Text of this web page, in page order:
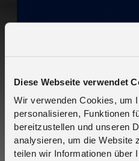
Diese Webseite verwendet
Wir verwenden Cookies, um
personalisieren, Funktionen
bereitzustellen und unseren
analysieren, um die Website
teilen wir Informationen über
Crout und Telefónica
Resilienz in die